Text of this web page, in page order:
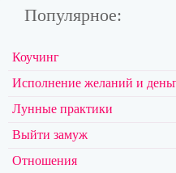
Популярное:
Коучинг
Исполнение желаний и
Лунные практики
Выйти замуж
Отношения